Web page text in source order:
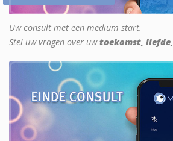
Uw consult met een medium start.
Stel uw vragen over uwtoekomst,